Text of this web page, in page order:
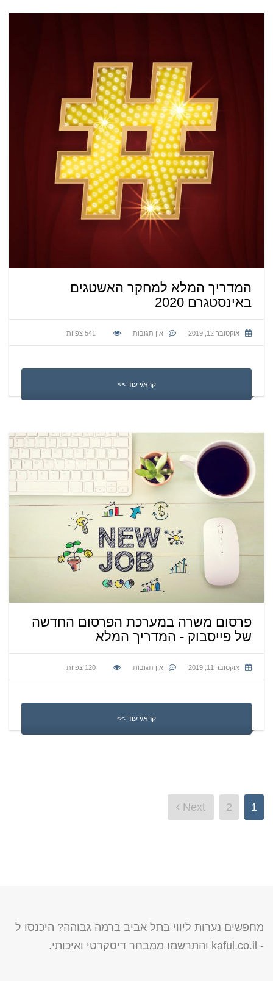
המדריך המלא למחקר האשטגים
באינסטגרם 2020
אוקטובר 12, 2019 אין תגובות 541 צפיות
קרא/י עוד >>
פרסום משרה במערכת הפרסום החדשה
של פייסבוק - המדריך המלא
אוקטובר 11, 2019 אין תגובות 120 צפיות
קרא/י עוד >>
ניווט
1
2
Next
מחפשים נערות ליווי בתל אביב ברמה גבוהה? היכנסו ל
-
kaful.co.il והתרשמו ממבחר דיסקרטי ואיכותי.